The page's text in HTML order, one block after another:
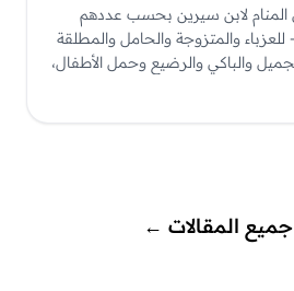
المنام لابن سيرين بحسب عددهم
والمتزوجة والحامل والمطلقة
والباكي والرضيع وحمل الأطفال،
به لا يُقطع به.
المقالات ←